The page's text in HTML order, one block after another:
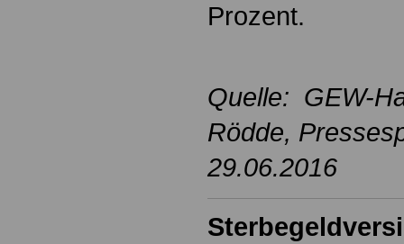
Prozent.
Quelle: GEW-
Rödde,
29.06.2016